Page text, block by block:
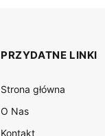
PRZYDATNE LINKI
Strona główna
O Nas
Kontakt